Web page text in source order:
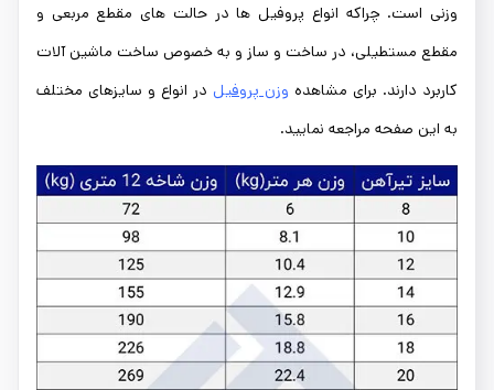
وزنی است. چراکه انواع پروفیل ها در حالت های مقطع مربعی و
مقطع مستطیلی، در ساخت و ساز و به خصوص ساخت ماشین آلات
کاربرد دارند. برای مشاهده وزن پروفیل در انواع و سایزهای مختلف
به این صفحه مراجعه نمایید.